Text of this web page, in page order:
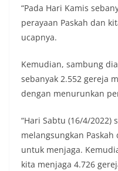
“Pada Hari Kamis
perayaan Paskah dan
ucapnya.
Kemudian, sambung
sebanyak 2.552 gereja
dengan menurunkan
“Hari Sabtu (16/4/2022)
melangsungkan
untuk menjaga.
kita menjaga 4.726